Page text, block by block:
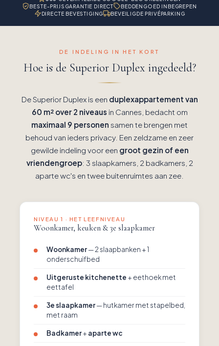
BESTE-PRIJSGARANTIE DIRECT
BEDDENGOED INBEGREPEN
DIRECTE BEVESTIGING
BEVEILIGDE PRIVÉPARKING
DE INDELING IN HET KORT
Hoe is de Superior Duplex ingedeeld?
De Superior Duplex is een duplexappartement van
60 m² over 2 niveaus in Cannes, bedacht om
maximaal 9 personen samen te brengen met
behoud van ieders privacy. Een zeldzame en zeer
gewilde indeling voor een groot gezin of een
vriendengroep: 3 slaapkamers, 2 badkamers, 2
aparte wc's en twee buitenruimtes aan zee.
NIVEAU 1 · HET LEEFNIVEAU
Woonkamer, keuken & 3e slaapkamer
Woonkamer— 2 slaapbanken + 1
onderschuifbed
Uitgeruste kitchenette + eethoek met
eettafel
3e slaapkamer— hutkamer met stapelbed,
met raam
Badkamer+ aparte wc